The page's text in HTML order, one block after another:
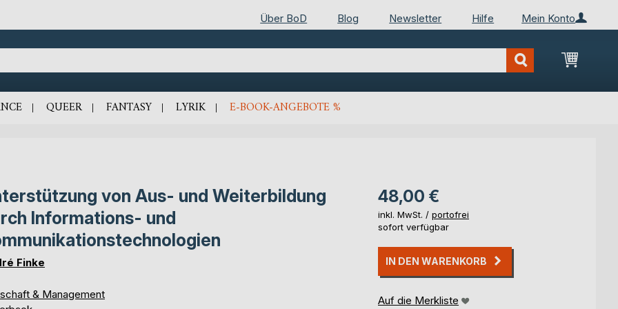
Mein Konto
Über BoD Blog Newsletter Hilfe
Mein
QUEER FANTASY LYRIK E-BOOK-ANGEBOTE %
von Aus- und Weiterbildung
Informations- und
Finke
& Management
48,00 €
inkl. MwSt. / portofrei
sofort verfügbar
IN DEN WARENKORB
Auf die Merkliste